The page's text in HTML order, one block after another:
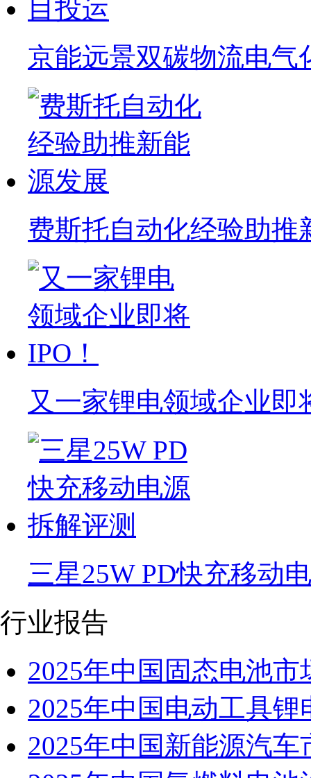
京能远景双碳物流电气
费斯托自动化经验助推
又一家锂电领域企业即
三星25W PD快充移动
行业报告
2025年中国固态电池
2025年中国电动工具
2025年中国新能源汽